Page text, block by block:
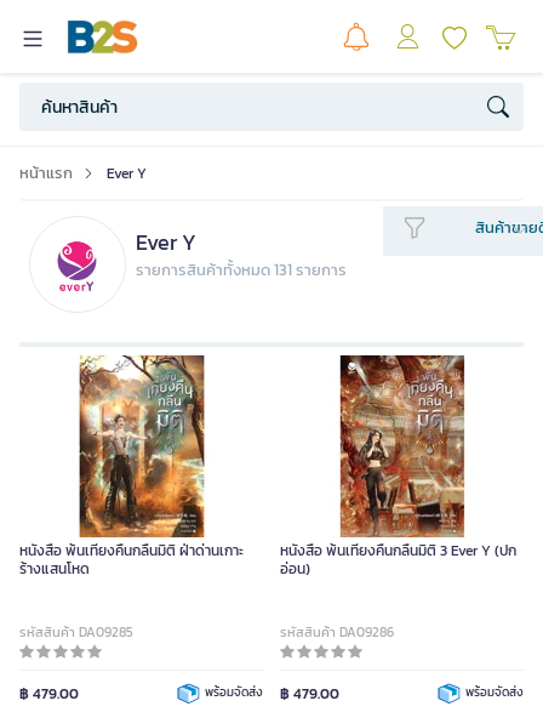
หน้าแรก Ever Y
Ever Y
รายการสินค้าทั้งหมด 131 รายการ
สินค้าขาย
หนังสือ พ้นเที่ยงคืนกลืนมิติ ฝ่าด่านเกาะ
ร้างแสนโหด
รหัสสินค้า DA09285
฿ 479.00 พร้อมจัดส่ง
หนังสือ พ้นเที่ยงคืนกลืนมิติ 3 Ever Y (ปก
อ่อน)
รหัสสินค้า DA09286
฿ 479.00 พร้อมจัดส่ง